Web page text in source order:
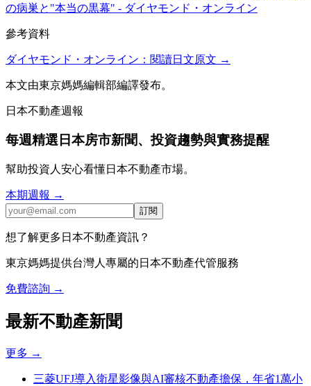
の病巣と"本当の黒幕" - ダイヤモンド・オンライン
參考資料
ダイヤモンド・オンライン ：閱讀日文原文 →
本文由東京媽媽編輯部編譯發布。
日本不動產週報
每週精選日本房市新聞、投資趨勢與實務提醒
幫助投資人安心看懂日本不動產市場。
本期週報 →
訂閱
想了解更多日本不動產資訊？
東京媽媽提供台灣人專屬的日本不動產代管服務
免費諮詢 →
最新不動產新聞
更多 →
三菱UFJ導入衛星影像與AI審核不動產擔保，年省1萬小